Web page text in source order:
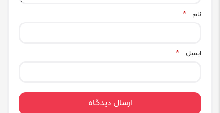
نام *
ایمیل *